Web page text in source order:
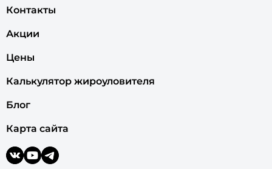
Контакты
Акции
Цены
Калькулятор жироуловителя
Блог
Карта сайта